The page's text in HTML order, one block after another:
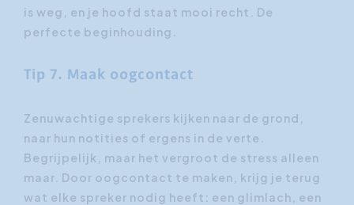
is weg, en je hoofd staat mooi recht. De
perfecte beginhouding.
Tip 7. Maak oogcontact
Zenuwachtige sprekers kijken naar de grond,
naar hun notities of ergens in de verte.
Begrijpelijk, maar het vergroot de stress alleen
maar. Door oogcontact te maken, krijg je terug
wat elke spreker nodig heeft: een glimlach, een